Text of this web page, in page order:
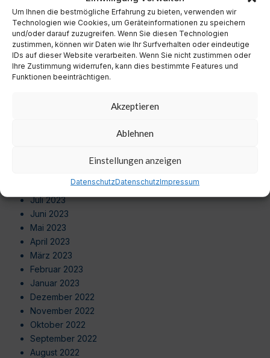
Um Ihnen die bestmögliche Erfahrung zu bieten, verwenden wir
Technologien wie Cookies, um Geräteinformationen zu speichern
und/oder darauf zuzugreifen. Wenn Sie diesen Technologien
zustimmen, können wir Daten wie Ihr Surfverhalten oder eindeutige
IDs auf dieser Website verarbeiten. Wenn Sie nicht zustimmen oder
Ihre Zustimmung widerrufen, kann dies bestimmte Features und
Funktionen beeinträchtigen.
Akzeptieren
Ablehnen
Einstellungen anzeigen
DatenschutzDatenschutzImpressum
August 2024
Juli 2024
Juni 2024
Mai 2024
April 2024
August 2023
Juli 2023
Juni 2023
Mai 2023
April 2023
März 2023
Februar 2023
Januar 2023
Dezember 2022
November 2022
Oktober 2022
September 2022
August 2022